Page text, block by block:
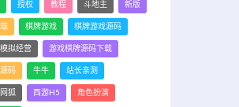
授权 教程 斗地主 新版
棋牌游戏 棋牌游戏源码
模拟经营 游戏棋牌源码下载
源码 牛牛 站长亲测
网狐 西游H5 角色扮演